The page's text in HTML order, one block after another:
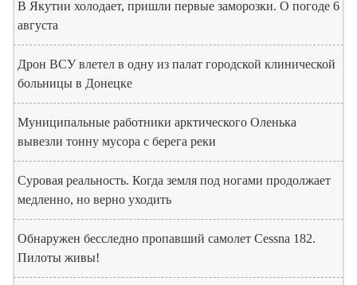
В Якутии холодает, пришли первые заморозки. О погоде 6
августа
Дрон ВСУ влетел в одну из палат городской клинической
больницы в Донецке
Муниципальные работники арктического Оленька
вывезли тонну мусора с берега реки
Суровая реальность. Когда земля под ногами продолжает
медленно, но верно уходить
Обнаружен бесследно пропавший самолет Cessna 182.
Пилоты живы!